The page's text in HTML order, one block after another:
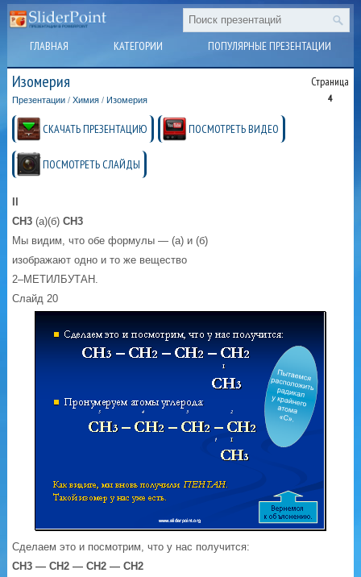
ГЛАВНАЯ КАТЕГОРИИ ПОПУЛЯРНЫЕ ПРЕЗЕНТАЦИИ
Изомерия Страница
4
Презентации /Химия / Изомерия
СКАЧАТЬ ПРЕЗЕНТАЦИЮ ПОСМОТРЕТЬ ВИДЕО
ПОСМОТРЕТЬ СЛАЙДЫ
CН3(а)(б)CН3
Мы видим, что обе формулы — (а) и (б)
изображают одно и то же вещество
2–МЕТИЛБУТАН.
Слайд 20
Сделаем это и посмотрим, что у нас получится:
СН3 — СН2 — СН2 — СН2